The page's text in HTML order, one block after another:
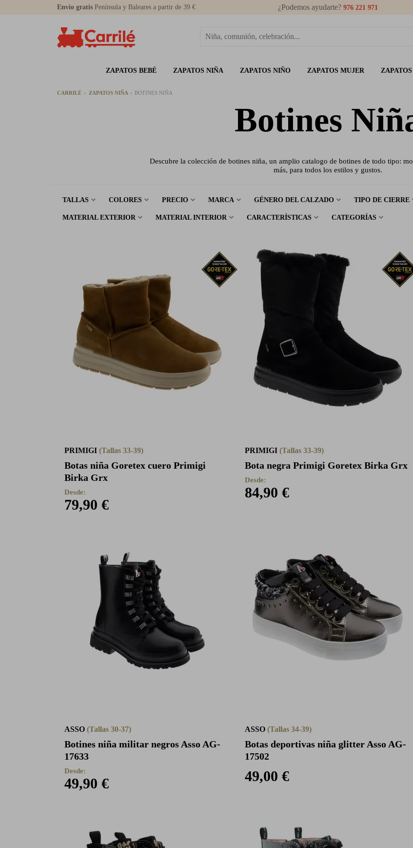
Envio gratis Península y Baleares a partir de 39 € ¿Podemos ayudarte? 976 221 971
ZAPATOS BEBÉ ZAPATOS NIÑA ZAPATOS NIÑO ZAPATOS MUJER
CARRILÉ ZAPATOS NIÑA BOTINES NIÑA
Botines
Descubre la colección de botines niña, un amplio catalogo de botines de todo tipo:
más, para todos los estilos y gustos.
TALLAS COLORES PRECIO MARCA GÉNERO DEL CALZADO TIPO DE CIERRE
MATERIAL EXTERIOR MATERIAL INTERIOR CARACTERÍSTICAS CATEGORÍAS
PRIMIGI (Tallas 33-39)
Botas niña Goretex cuero Primigi
Birka Grx
Desde:
79,90 €
PRIMIGI (Tallas 33-39)
Bota negra Primigi Goretex Birka Grx
Desde:
84,90 €
ASSO (Tallas 30-37)
Botines niña militar negros Asso AG-
17633
Desde:
49,90 €
ASSO (Tallas 34-39)
Botas deportivas niña glitter Asso AG-
17502
49,00 €